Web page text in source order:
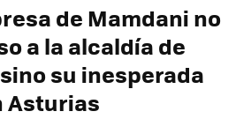
de Mamdani no
a la alcaldía de
su inesperada
Asturias